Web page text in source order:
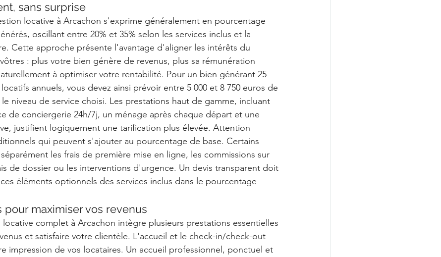
sans surprise
locative à Arcachon s'exprime généralement en pourcentage
oscillant entre 20% et 35% selon les services inclus et la
Cette approche présente l'avantage d'aligner les intérêts du
: plus votre bien génère de revenus, plus sa rémunération
à optimiser votre rentabilité. Pour un bien générant 25
annuels, vous devez ainsi prévoir entre 5 000 et 8 750 euros de
niveau de service choisi. Les prestations haut de gamme, incluant
de conciergerie 24h/7j, un ménage après chaque départ et une
justifient logiquement une tarification plus élevée. Attention
qui peuvent s'ajouter au pourcentage de base. Certains
les frais de première mise en ligne, les commissions sur
de dossier ou les interventions d'urgence. Un devis transparent doit
éléments optionnels des services inclus dans le pourcentage
pour maximiser vos revenus
complet à Arcachon intègre plusieurs prestations essentielles
et satisfaire votre clientèle. L'accueil et le check-in/check-out
impression de vos locataires. Un accueil professionnel, ponctuel et